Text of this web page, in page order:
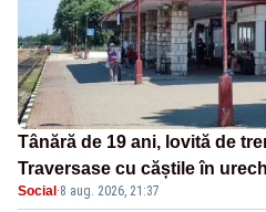
Tânără de 19 ani, lovită de
Traversase cu căștile în
nepermis
Social ·8 aug. 2026, 21:37